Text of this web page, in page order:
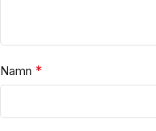
Namn *